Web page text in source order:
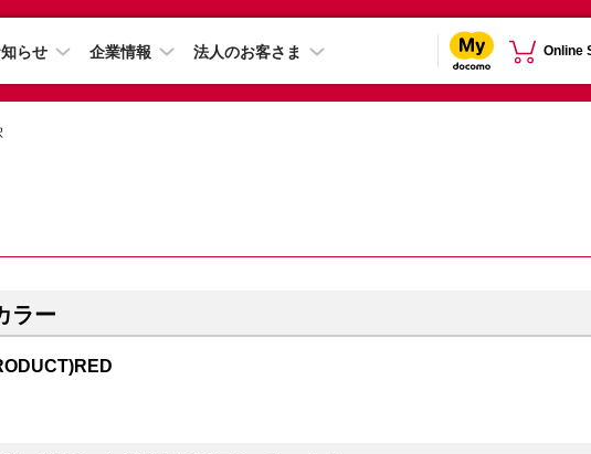
らせ 企業情報 法人のお客さま Online
ラー